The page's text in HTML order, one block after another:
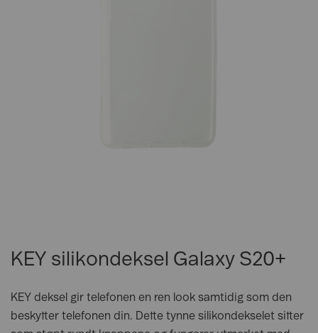
KEY silikondeksel Galaxy S20+
KEY deksel gir telefonen en ren look samtidig som den
beskytter telefonen din. Dette tynne silikondekselet sitter